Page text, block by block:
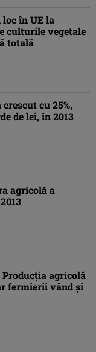
în UE la
culturile vegetale
totală
cu 25%,
de lei, în 2013
agricolă a
agricolă
fermierii vând şi